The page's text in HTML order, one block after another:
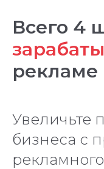
Всего 4
рекламе
Увеличьте
бизнеса с